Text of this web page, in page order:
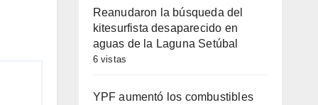
Reanudaron la búsqueda del
kitesurfista desaparecido en
aguas de la Laguna Setúbal
6 vistas
YPF aumentó los combustibles